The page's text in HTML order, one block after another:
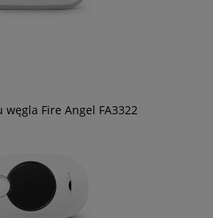
Fire Angel FA3322